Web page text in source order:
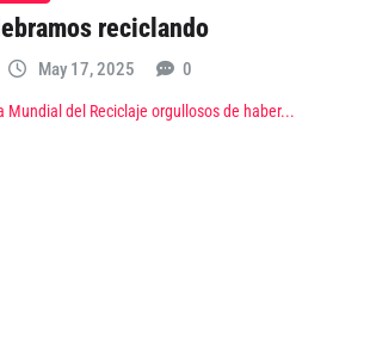
reciclando
May 17, 2025 0
Mundial del Reciclaje orgullosos de haber...